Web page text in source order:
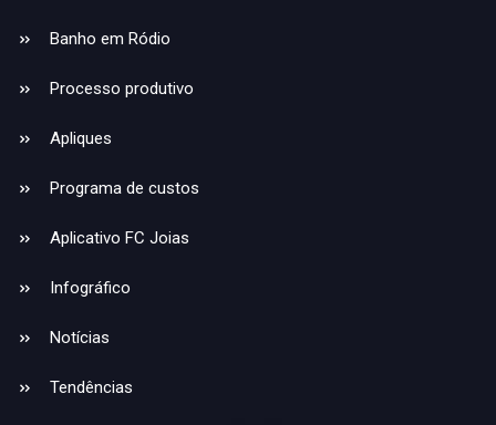
Banho em Ródio
Processo produtivo
Apliques
Programa de custos
Aplicativo FC Joias
Infográfico
Notícias
Tendências